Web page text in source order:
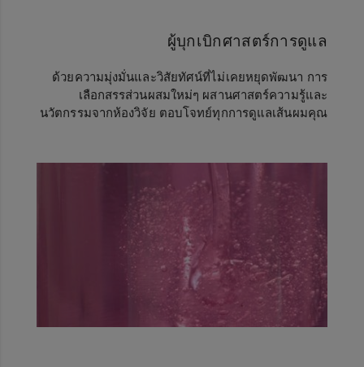
ผู้บุกเบิกศาสตร์การดูแล
ด้วยความมุ่งมั่นและวิสัยทัศน์ที่ไม่เคยหยุดพัฒนา การ
เลือกสรรส่วนผสมใหม่ๆ ผสานศาสตร์ความรู้และ
นวัตกรรมจากห้องวิจัย ตอบโจทย์ทุกการดูแลเส้นผมคุณ